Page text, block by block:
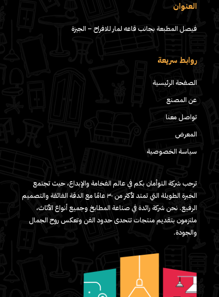
العنوان
فيصل المطبعة بجانب قاعه لمار للافراح – الجيزة
روابط سريعة
الصفحة الرئيسية
عن المصنع
تواصل معنا
المعرض
سياسة الخصوصية
ترحب شركة التوأمان بكم في عالم الفخامة والإبداع، حيث تجتمع
الخبرة الطويلة التي تمتد لأكثر من ٣٠ عامًا مع الدقة الفائقة والتصميم
الرفيع. نحن شركة رائدة في صناعة المطابخ وجميع أنواع الأثاث،
ملتزمون بتقديم منتجات تتحدى حدود الفن وتعكس روح الجمال
والجودة.